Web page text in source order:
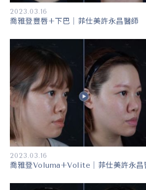
2023.03.16
喬雅登豐唇+下巴｜菲仕美許永昌醫師
2023.03.16
喬雅登Voluma+Volite｜菲仕美許永昌